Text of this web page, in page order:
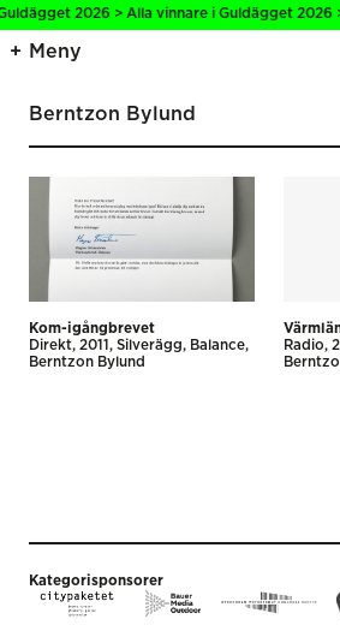
2026 > Alla vinnare i Guldägget
Meny
Berntzon Bylund
Kom-igångbrevet
Direkt 2011 Silverägg
Balance
Berntzon Bylund
Radio
Kategorisponsorer